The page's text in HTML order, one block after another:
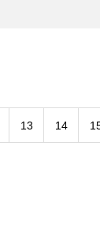
13 14